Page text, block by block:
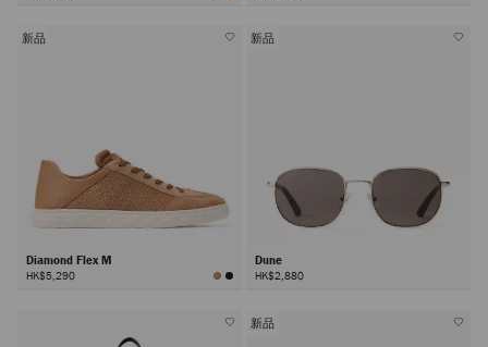
新品
Diamond Flex M
HK$5,290
新品
Dune
HK$2,880
新品